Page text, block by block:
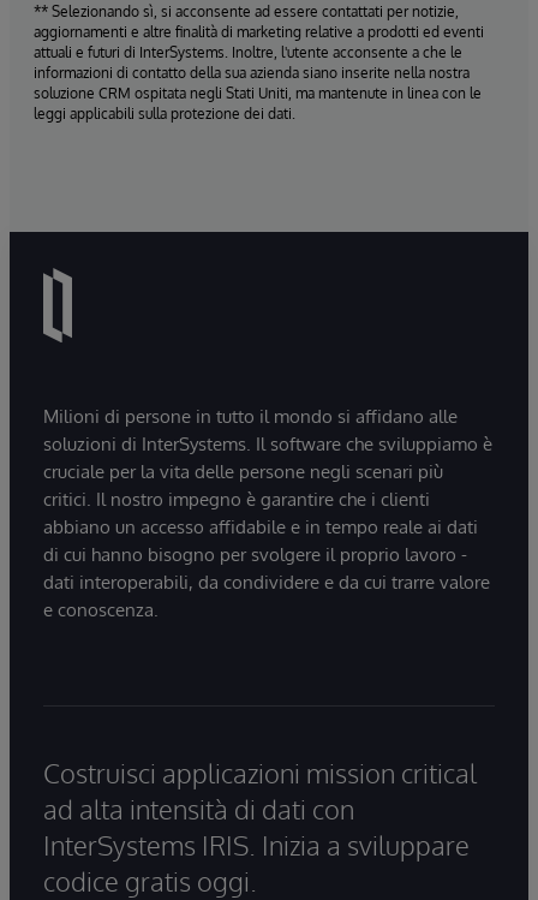
** Selezionando sì, si acconsente ad essere contattati per notizie,
aggiornamenti e altre finalità di marketing relative a prodotti ed eventi
attuali e futuri di InterSystems. Inoltre, l'utente acconsente a che le
informazioni di contatto della sua azienda siano inserite nella nostra
soluzione CRM ospitata negli Stati Uniti, ma mantenute in linea con le
leggi applicabili sulla protezione dei dati.
Milioni di persone in tutto il mondo si affidano alle
soluzioni di InterSystems. Il software che sviluppiamo è
cruciale per la vita delle persone negli scenari più
critici. Il nostro impegno è garantire che i clienti
abbiano un accesso affidabile e in tempo reale ai dati
di cui hanno bisogno per svolgere il proprio lavoro -
dati interoperabili, da condividere e da cui trarre valore
e conoscenza.
Costruisci applicazioni mission critical
ad alta intensità di dati con
InterSystems IRIS. Inizia a sviluppare
codice gratis oggi.